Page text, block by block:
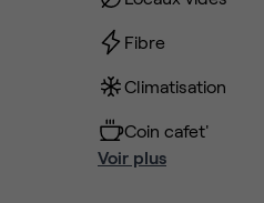
Fibre
Climatisation
Coin cafet'
Voir plus